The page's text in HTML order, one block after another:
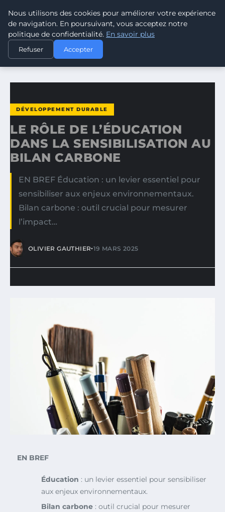
CLIMATE GUARDIAN
ACCUEIL
DÉVELOPPEMENT DURABLE
LE RÔLE DE L’ÉDUCATION DANS LA SENSIBILISATION AU…
DÉVELOPPEMENT DURABLE
LE RÔLE DE L’ÉDUCATION
DANS LA SENSIBILISATION AU
BILAN CARBONE
EN BREF Éducation : un levier essentiel pour
sensibiliser aux enjeux environnementaux.
Bilan carbone : outil crucial pour mesurer
l’impact…
OLIVIER GAUTHIER•19 MARS 2025
EN BREF
Éducation : un levier essentiel pour sensibiliser
aux enjeux environnementaux.
Bilan carbone : outil crucial pour mesurer
Nous utilisons des cookies pour améliorer votre expérience
de navigation. En poursuivant, vous acceptez notre
politique de confidentialité. En savoir plus
Refuser Accepter